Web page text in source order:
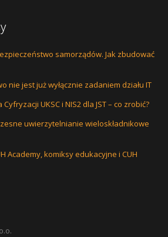
samorządów. Jak zbudować
nie jest już wyłącznie zadaniem działu IT
UKSC i NIS2 dla JST – co zrobić?
uwierzytelnianie wieloskładnikowe
Academy, komiksy edukacyjne i CUH